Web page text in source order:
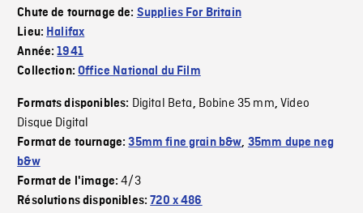
Chute de tournage de: Supplies For Britain
Lieu: Halifax
Année:1941
Collection:Office National du Film
Formats disponibles: Digital Beta, Bobine 35 mm,Video
Disque Digital
Format de tournage:35mm fine grain b&w, 35mm dupe neg
b&w
Format de l'image:4/3
Résolutions disponibles:720 x 486